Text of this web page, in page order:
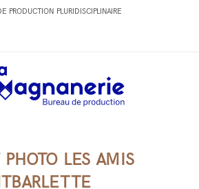
PRODUCTION PLURIDISCIPLINAIRE
PHOTO LES AMIS